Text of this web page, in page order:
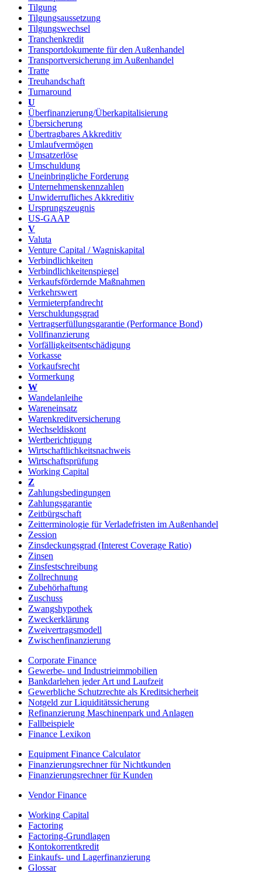
Tilgung
Tilgungsaussetzung
Tilgungswechsel
Tranchenkredit
Transportdokumente für den Außenhandel
Transportversicherung im Außenhandel
Tratte
Treuhandschaft
Turnaround
U
Überfinanzierung/Überkapitalisierung
Übersicherung
Übertragbares Akkreditiv
Umlaufvermögen
Umsatzerlöse
Umschuldung
Uneinbringliche Forderung
Unternehmenskennzahlen
Unwiderrufliches Akkreditiv
Ursprungszeugnis
US-GAAP
V
Valuta
Venture Capital / Wagniskapital
Verbindlichkeiten
Verbindlichkeitenspiegel
Verkaufsfördernde Maßnahmen
Verkehrswert
Vermieterpfandrecht
Verschuldungsgrad
Vertragserfüllungsgarantie (Performance Bond)
Vollfinanzierung
Vorfälligkeitsentschädigung
Vorkasse
Vorkaufsrecht
Vormerkung
W
Wandelanleihe
Wareneinsatz
Warenkreditversicherung
Wechseldiskont
Wertberichtigung
Wirtschaftlichkeitsnachweis
Wirtschaftsprüfung
Working Capital
Z
Zahlungsbedingungen
Zahlungsgarantie
Zeitbürgschaft
Zeitterminologie für Verladefristen im Außenhandel
Zession
Zinsdeckungsgrad (Interest Coverage Ratio)
Zinsen
Zinsfestschreibung
Zollrechnung
Zubehörhaftung
Zuschuss
Zwangshypothek
Zweckerklärung
Zweivertragsmodell
Zwischenfinanzierung
Corporate Finance
Gewerbe- und Industrieimmobilien
Bankdarlehen jeder Art und Laufzeit
Gewerbliche Schutzrechte als Kreditsicherheit
Notgeld zur Liquiditätssicherung
Refinanzierung Maschinenpark und Anlagen
Fallbeispiele
Finance Lexikon
Equipment Finance Calculator
Finanzierungsrechner für Nichtkunden
Finanzierungsrechner für Kunden
Vendor Finance
Working Capital
Factoring
Factoring-Grundlagen
Kontokorrentkredit
Einkaufs- und Lagerfinanzierung
Glossar